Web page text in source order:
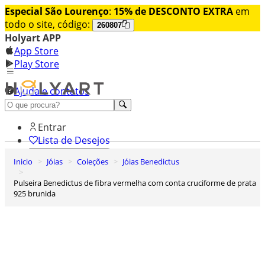
Especial São Lourenço: 15% de DESCONTO EXTRA em
todo o site, código:
260807
Holyart APP
App Store
Play Store
Ajuda e contatos
Conheça premium
Entrar
Lista de Desejos
0
Inicio Jóias Coleções
Jóias Benedictus
Pulseira Benedictus de fibra vermelha com conta cruciforme de prata
925 brunida